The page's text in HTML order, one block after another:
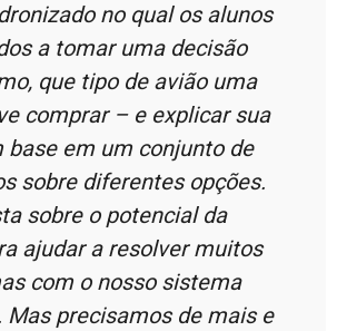
no qual os alunos
a tomar uma decisão
que tipo de avião uma
comprar – e explicar sua
base em um conjunto de
sobre diferentes opções.
sobre o potencial da
ajudar a resolver muitos
com o nosso sistema
Mas precisamos de mais e